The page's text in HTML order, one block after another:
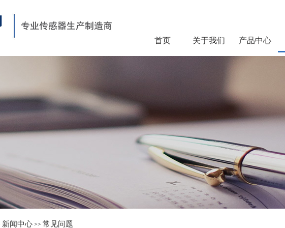
首页 关于我们 产品中心
新闻中心 >> 常见问题